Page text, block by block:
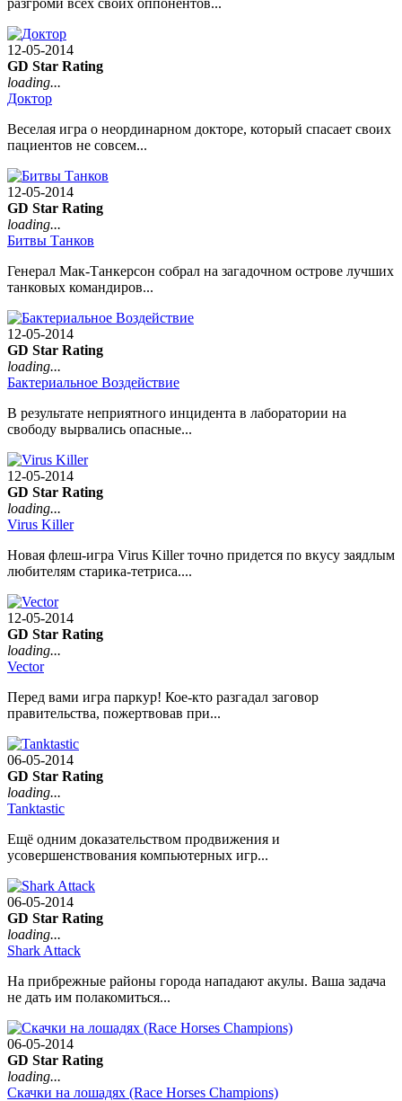
12-05-2014
GD Star Rating
loading...
Доктор
Веселая игра о неординарном докторе, который спасает своих
пациентов не совсем...
12-05-2014
GD Star Rating
loading...
Битвы Танков
Генерал Мак-Танкерсон собрал на загадочном острове лучших
танковых командиров...
12-05-2014
GD Star Rating
loading...
Бактериальное Воздействие
В результате неприятного инцидента в лаборатории на
свободу вырвались опасные...
12-05-2014
GD Star Rating
loading...
Virus Killer
Новая флеш-игра Virus Killer точно придется по вкусу заядлым
любителям старика-тетриса....
12-05-2014
GD Star Rating
loading...
Vector
Перед вами игра паркур! Кое-кто разгадал заговор
правительства, пожертвовав при...
06-05-2014
GD Star Rating
loading...
Tanktastic
Ещё одним доказательством продвижения и
усовершенствования компьютерных игр...
06-05-2014
GD Star Rating
loading...
Shark Attack
На прибрежные районы города нападают акулы. Ваша задача
не дать им полакомиться...
06-05-2014
GD Star Rating
loading...
Скачки на лошадях (Race Horses Champions)